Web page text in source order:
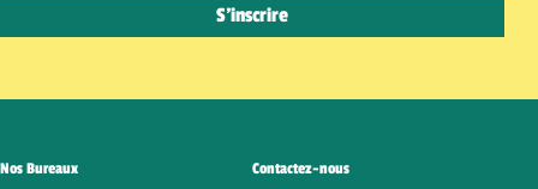
Nos Bureaux Contactez-nous